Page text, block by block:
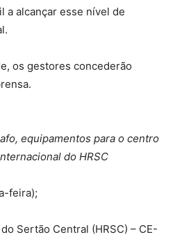
a alcançar esse nível de
os gestores concederão
equipamentos para o centro
do HRSC
feira);
Sertão Central (HRSC) – CE-